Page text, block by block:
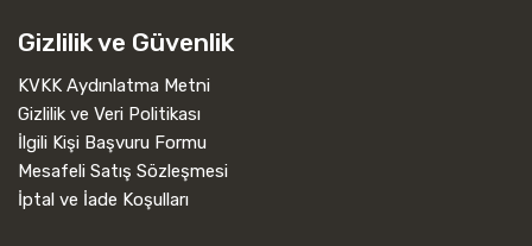
Gizlilik ve Güvenlik
KVKK Aydınlatma Metni
Gizlilik ve Veri Politikası
İlgili Kişi Başvuru Formu
Mesafeli Satış Sözleşmesi
İptal ve İade Koşulları